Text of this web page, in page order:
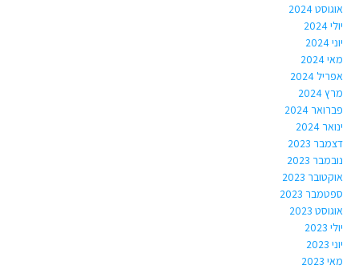
אוגוסט 2024
יולי 2024
יוני 2024
מאי 2024
אפריל 2024
מרץ 2024
פברואר 2024
ינואר 2024
דצמבר 2023
נובמבר 2023
אוקטובר 2023
ספטמבר 2023
אוגוסט 2023
יולי 2023
יוני 2023
מאי 2023